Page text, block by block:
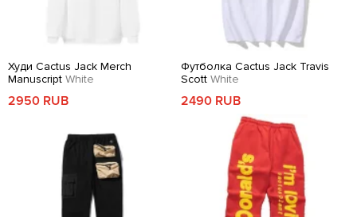
Худи Cactus Jack Merch
Manuscript White
2950 RUB
Футболка Cactus Jack Travis
Scott White
2490 RUB